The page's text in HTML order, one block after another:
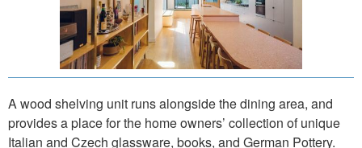
A wood shelving unit runs alongside the dining area, and
provides a place for the home owners’ collection of unique
Italian and Czech glassware, books, and German Pottery.